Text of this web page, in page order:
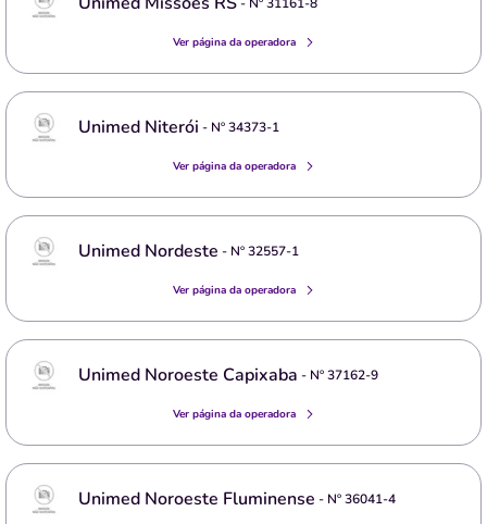
- Nº31161-8
Ver página da operadora
Unimed Niterói - Nº34373-1
Ver página da operadora
Unimed Nordeste - Nº32557-1
Ver página da operadora
Unimed Noroeste Capixaba - Nº37162-9
Ver página da operadora
Unimed Noroeste Fluminense - Nº36041-4